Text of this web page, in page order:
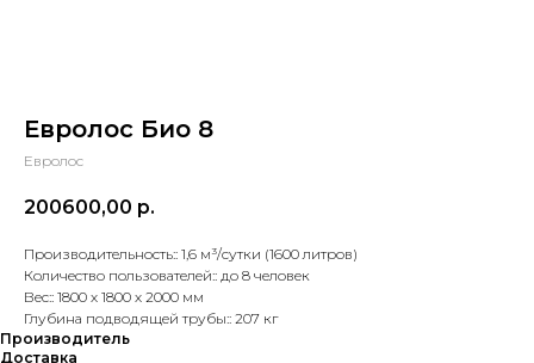
Евролос Био 8
Евролос
200600,00 р.
Производительность:: 1,6 м³/сутки (1600 литров)
Количество пользователей:: до 8 человек
Вес:: 1800 х 1800 х 2000 мм
Глубина подводящей трубы:: 207 кг
Производитель
Доставка